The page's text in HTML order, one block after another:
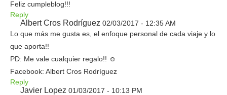
Feliz cumpleblog!!!
Reply
Albert Cros Rodríguez 02/03/2017 - 12:35 AM
Lo que más me gusta es, el enfoque personal de cada viaje y lo
que aporta!!
PD: Me vale cualquier regalo!! ☺
Facebook: Albert Cros Rodríguez
Reply
Javier Lopez 01/03/2017 - 10:13 PM